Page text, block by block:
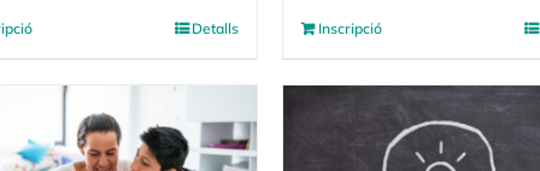
Detalls Inscripció